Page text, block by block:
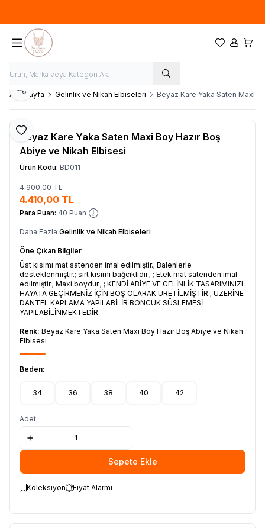
Favorilerim
Hesabım
Ana Sayfa Gelinlik ve Nikah Elbiseleri Beyaz Kare Yaka Saten Maxi
Favoriye Ekle
Paylaş
Beyaz Kare Yaka Saten Maxi Boy Hazır Boş
Abiye ve Nikah Elbisesi
Ürün Kodu: BD011
4.900,00TL
4.410,00 TL
Para Puan: 40 Puan
Daha Fazla Gelinlik ve Nikah Elbiseleri
Öne Çıkan Bilgiler
Üst kısımı mat satenden imal edilmiştir.; Balenlerle
desteklenmiştir.; sırt kısımı bağcıklıdır.; ; Etek mat satenden imal
edilmiştir.; Maxi boydur.; ; KENDİ ABİYE VE GELİNLİK TASARIMINIZI
HAYATA GEÇİRMENİZ İÇİN BOŞ OLARAK ÜRETİLMİŞTİR.; ÜZERİNE
DANTEL KAPLAMA YAPILABİLİR BONCUK SÜSLEMESİ
YAPILABİLİNMEKTEDİR.
Renk: Beyaz Kare Yaka Saten Maxi Boy Hazır Boş Abiye ve Nikah
Elbisesi
Beden:
34 36 38 40 42
Adet
Sepete Ekle
Koleksiyon Fiyat Alarmı